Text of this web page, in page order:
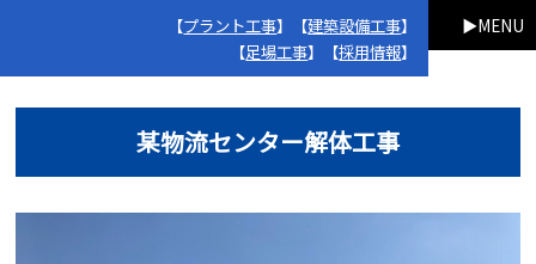
【プラント工事】【建築設備工事】
【足場工事】【採用情報】
MENU
某物流センター解体工事